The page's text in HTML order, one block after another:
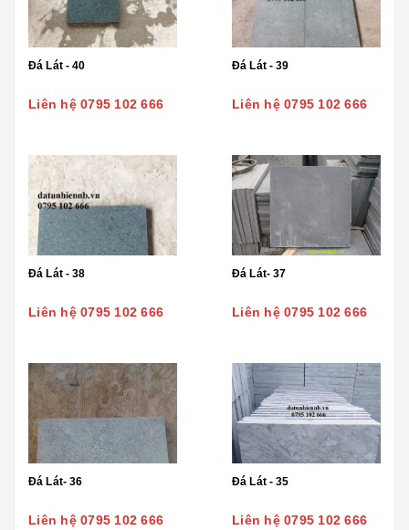
Đá Lát - 40
Liên hệ 0795 102 666
Đá Lát - 39
Liên hệ 0795 102 666
Đá Lát - 38
Liên hệ 0795 102 666
Đá Lát- 37
Liên hệ 0795 102 666
Đá Lát- 36
Liên hệ 0795 102 666
Đá Lát - 35
Liên hệ 0795 102 666